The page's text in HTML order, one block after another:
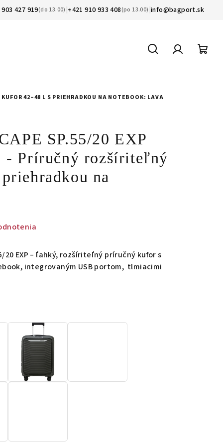
427 919(do 13.00) +421 910 933 408(po 13.00) info@bagport.sk
42–48 L S PRIEHRADKOU NA NOTEBOOK: LAVA
SP.55/20 EXP
- Príručný rozšíriteľný
na
20 EXP – ľahký, rozšíriteľný príručný kufor s
integrovaným USB portom, tlmiacimi